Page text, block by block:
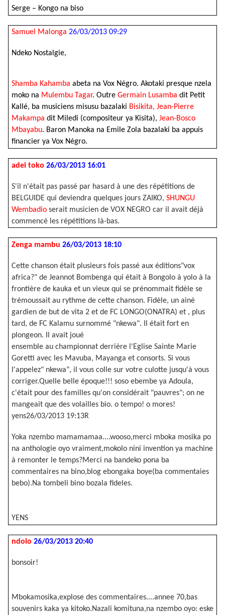
Serge – Kongo na biso
Samuel Malonga 26/03/2013 09:29
Ndeko Nostalgie,
Shamba Kahamba abeta na Vox Négro. Akotaki presque nzela
moko na Mulembu Tagar. Outre Germain Lusamba dit Petit
Kallé, ba musiciens misusu bazalaki Bisikita, Jean-Pierre
Makampa dit Miledi (compositeur ya Kisita), Jean-Bosco
Mbayabu. Baron Manoka na Emile Zola bazalaki ba appuis
financier ya Vox Négro.
adei toko 26/03/2013 16:01
S'il n'était pas passé par hasard à une des répétitions de
BELGUIDE qui deviendra quelques jours ZAIKO, SHUNGU
Wembadio serait musicien de VOX NEGRO car il avait déjà
commencé les répétitions là-bas.
Zenga mambu 26/03/2013 18:10
Cette chanson était plusieurs fois passé aux éditions"vox
africa?" de Jeannot Bombenga qui était à Bongolo à yolo à la
frontière de kauka et un vieux qui se prénommait fidèle se
trémoussait au rythme de cette chanson. Fidèle, un ainé
gardien de but de vita 2 et de FC LONGO(ONATRA) et , plus
tard, de FC Kalamu surnommé "nkewa". Il était fort en
plongeon. Il avait joué
ensemble au championnat derrière l'Eglise Sainte Marie
Goretti avec les Mavuba, Mayanga et consorts. Si vous
l'appelez" nkewa", il vous colle sur votre culotte jusqu'à vous
corriger.Quelle belle époque!!! soso ebembe ya Adoula,
c'était pour des familles qu'on considérait "pauvres"; on ne
mangeait que des volailles bio. o tempo! o mores!
yens26/03/2013 19:13R
Yoka nzembo mamamamaa....wooso,merci mboka mosika po
na anthologie oyo vraiment,mokolo nini invention ya machine
à remonter le temps?Merci na bandeko pona ba
commentaires na bino,blog ebongaka boye(ba commentaies
bebo).Na tombeli bino bozala fideles.
YENS
ndolo 26/03/2013 20:40
bonsoir!
Mbokamosika,explose des commentaires....annee 70,bas
souvenirs kaka ya kitoko.Nazali komituna,na nzembo oyo: eske